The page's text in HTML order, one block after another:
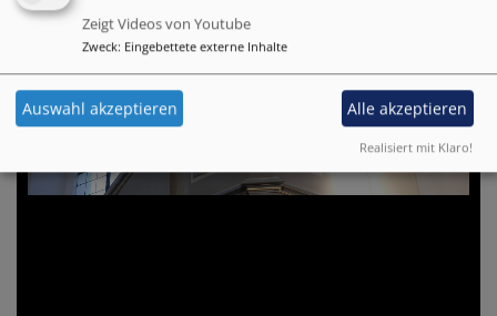
Zeigt Videos von Youtube
Zweck: Eingebettete externe Inhalte
Auswahl akzeptieren Alle akzeptieren
Realisiert mit Klaro!